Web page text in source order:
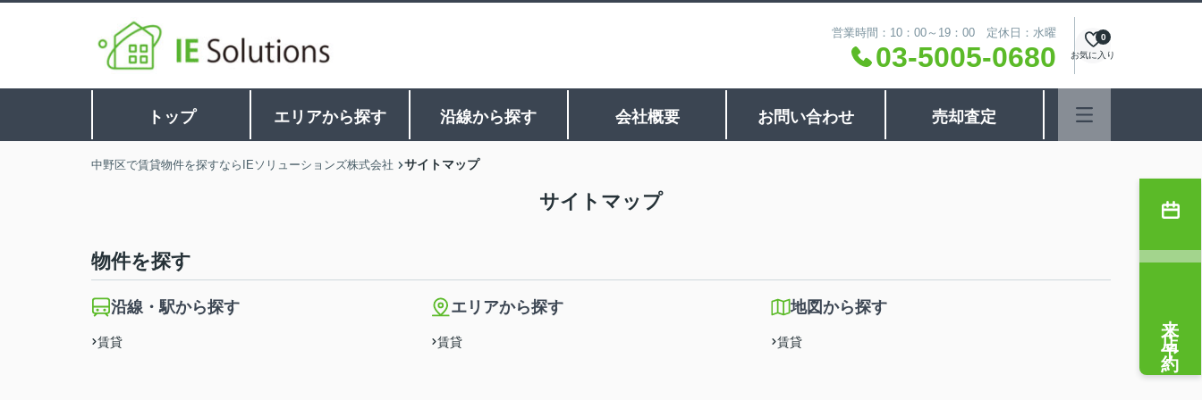
営業時間：10：00～19：00 定休日：水曜
03-5005-0680 お気に入り
0
トップ エリアから探す 沿線から探す 会社概要 お問い合わせ 売却査定
中野区で賃貸物件を探すならIEソリューションズ株式会社 サイトマップ
サイトマップ
物件を探す
沿線・駅から探す
賃貸
エリアから探す
賃貸
地図から探す
賃貸 来店予約